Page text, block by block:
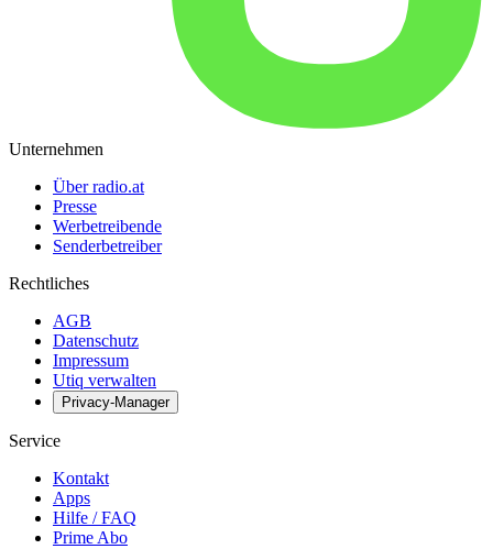
Unternehmen
Über radio.at
Presse
Werbetreibende
Senderbetreiber
Rechtliches
AGB
Datenschutz
Impressum
Utiq verwalten
Privacy-Manager
Service
Kontakt
Apps
Hilfe / FAQ
Prime Abo